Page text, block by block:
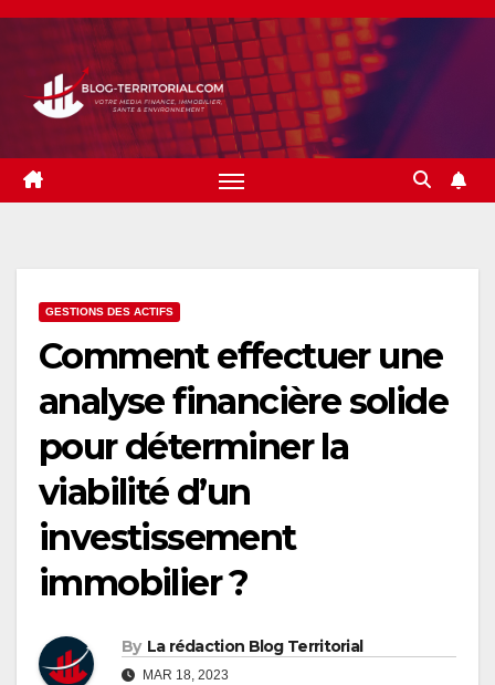
Skip
content
GESTIONS DES ACTIFS
Comment effectuer une
analyse financière solide
pour déterminer la
viabilité d’un
investissement
immobilier ?
By La rédaction Blog Territorial
MAR 18, 2023